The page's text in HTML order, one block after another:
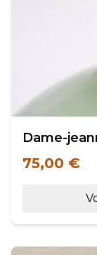
Dame-
75,00 €